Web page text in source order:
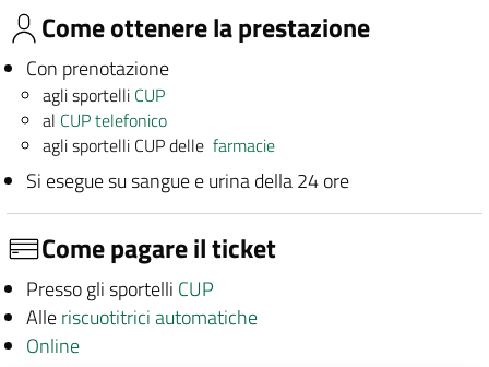
Come ottenere la prestazione
Con prenotazione
agli sportelli CUP
al CUP telefonico
agli sportelli CUP dellefarmacie
Si esegue su sangue e urina della 24 ore
Come pagare il ticket
Presso gli sportelli CUP
Alleriscuotitrici automatiche
Online